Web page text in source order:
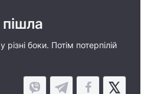
боки. Потім потерпілій